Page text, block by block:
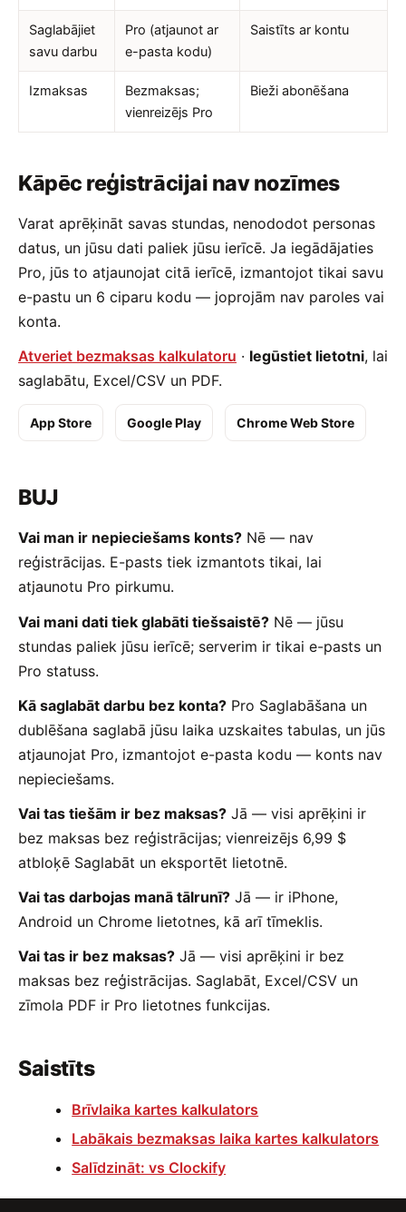
Saglabājiet
savu darbu
Pro (atjaunot ar
e-pasta kodu)
Saistīts ar kontu
Izmaksas
Bezmaksas;
vienreizējs Pro
Bieži abonēšana
Kāpēc reģistrācijai nav nozīmes
Varat aprēķināt savas stundas, nenododot personas
datus, un jūsu dati paliek jūsu ierīcē. Ja iegādājaties
Pro, jūs to atjaunojat citā ierīcē, izmantojot tikai savu
e-pastu un 6 ciparu kodu — joprojām nav paroles vai
konta.
Atveriet bezmaksas kalkulatoru · Iegūstiet lietotni, lai
saglabātu, Excel/CSV un PDF.
App Store Google Play Chrome Web Store
BUJ
Vai man ir nepieciešams konts? Nē — nav
reģistrācijas. E-pasts tiek izmantots tikai, lai
atjaunotu Pro pirkumu.
Vai mani dati tiek glabāti tiešsaistē? Nē — jūsu
stundas paliek jūsu ierīcē; serverim ir tikai e-pasts un
Pro statuss.
Kā saglabāt darbu bez konta? Pro Saglabāšana un
dublēšana saglabā jūsu laika uzskaites tabulas, un jūs
atjaunojat Pro, izmantojot e-pasta kodu — konts nav
nepieciešams.
Vai tas tiešām ir bez maksas? Jā — visi aprēķini ir
bez maksas bez reģistrācijas; vienreizējs 6,99 $
atbloķē Saglabāt un eksportēt lietotnē.
Vai tas darbojas manā tālrunī? Jā — ir iPhone,
Android un Chrome lietotnes, kā arī tīmeklis.
Vai tas ir bez maksas? Jā — visi aprēķini ir bez
maksas bez reģistrācijas. Saglabāt, Excel/CSV un
zīmola PDF ir Pro lietotnes funkcijas.
Saistīts
Brīvlaika kartes kalkulators
Labākais bezmaksas laika kartes kalkulators
Salīdzināt: vs Clockify